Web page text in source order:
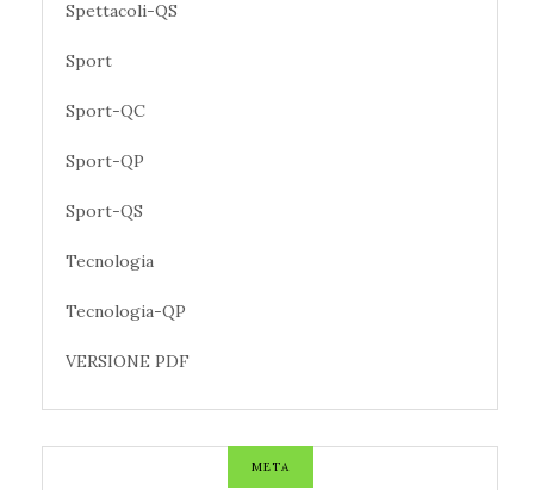
Spettacoli-QS
Sport
Sport-QC
Sport-QP
Sport-QS
Tecnologia
Tecnologia-QP
VERSIONE PDF
META